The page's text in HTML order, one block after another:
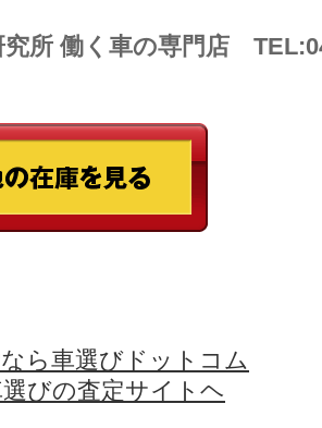
究所 働く車の専門店
ら車選びドットコム
びの査定サイトヘ